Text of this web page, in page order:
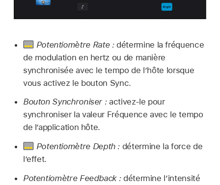
Potentiomètre Rate : détermine la fréquence
de modulation en hertz ou de manière
synchronisée avec le tempo de l’hôte lorsque
vous activez le bouton Sync.
Bouton Synchroniser :activez-le pour
synchroniser la valeur Fréquence avec le tempo
de l’application hôte.
Potentiomètre Depth : détermine la force de
l’effet.
Potentiomètre Feedback :détermine l’intensité